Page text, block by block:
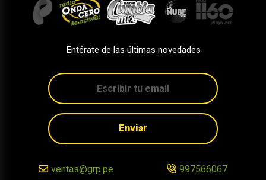
Entérate de las últimas novedades
Enviar
ventas@grp.pe 997566067